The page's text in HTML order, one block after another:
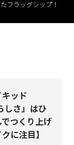
フラッグシップ！
ッド
しさ」はひ
つくり上げ
に注目】